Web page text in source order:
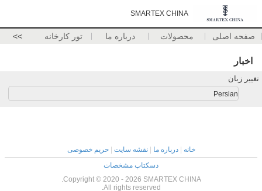
SMARTEX CHINA
صفحه اصلی محصولات درباره ما تور کارخانه >>
اخبار
تغییر زبان
Persian
خانه |درباره ما |نقشه سایت |حریم خصوصی
دسکتاپ مشخصات
Copyright © 2020 - 2026 SMARTEX CHINA.
All rights reserved.